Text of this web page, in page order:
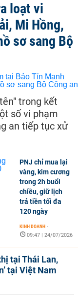
loạt vi
Mi Hồng,
sơ sang Bộ
trong kết
số vi phạm
an tiếp tục xử
PNJ chỉ mua lại
vàng, kim cương
trong 2h buổi
chiều, giữ lịch
trả tiền tối đa
120 ngày
KINH DOANH -
09:47 | 24/07/2026
tại Thái Lan,
tại Việt Nam